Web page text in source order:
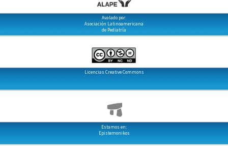
Avalado por:
Asociación Latinoamericana
de Pediatría
Licencias Creative Commons
Estamos en:
Epistemonikos